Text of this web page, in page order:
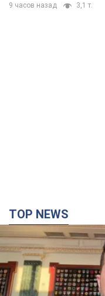
9 часов назад 3,1 т.
TOP NEWS